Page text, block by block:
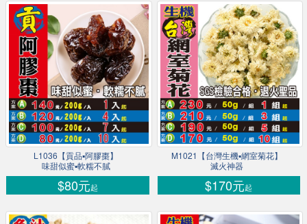
L1036【貢品▪阿膠棗】
味甜似蜜▪軟糯不膩
$80元起
M1021【台灣生機▪網室菊花】
滅火神器
$170元起